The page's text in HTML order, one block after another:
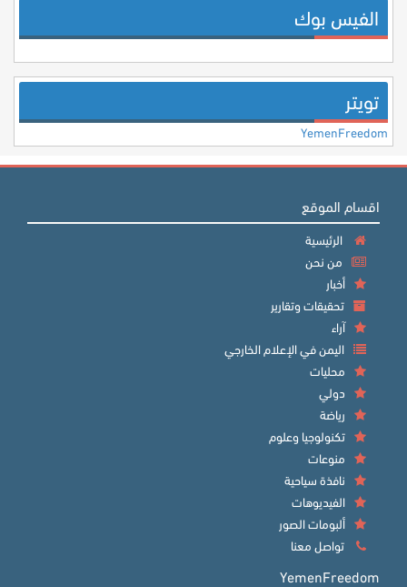
الفيس بوك
تويتر
YemenFreedom
اقسام الموقع
الرئيسية
من نحن
أخبار
تحقيقات وتقارير
آراء
اليمن في الإعلام الخارجي
محليات
دولي
رياضة
تكنولوجيا وعلوم
منوعات
نافذة سياحية
الفيديوهات
ألبومات الصور
تواصل معنا
YemenFreedom